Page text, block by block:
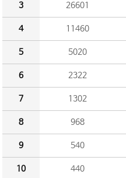
3 26601
4 11460
5 5020
6 2322
7 1302
8 968
9 540
10 440